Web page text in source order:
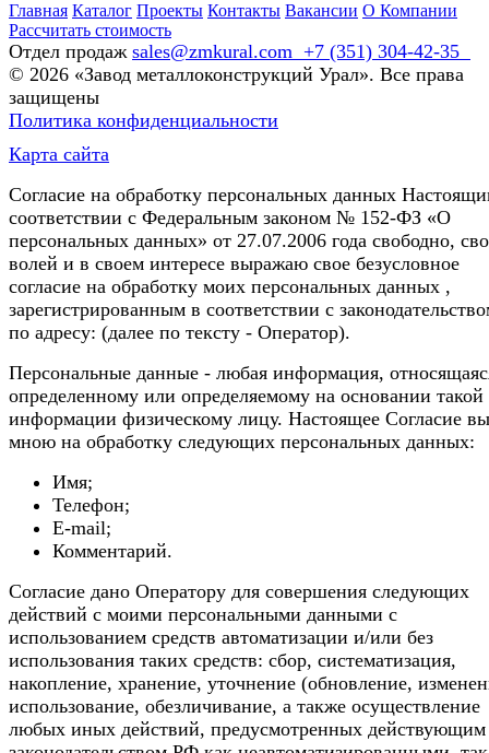
Главная Каталог Проекты Контакты Вакансии О Компании
Рассчитать стоимость
Отдел продаж sales@zmkural.com +7 (351) 304-42-35
© 2026 «Завод металлоконструкций Урал». Все права
защищены
Политика конфиденциальности
Карта сайта
Согласие на обработку персональных данных
соответствии с Федеральным законом № 152-ФЗ «О
персональных данных» от 27.07.2006 года свободно,
волей и в своем интересе выражаю свое безусловное
согласие на обработку моих персональных данных ,
зарегистрированным в соответствии с
по адресу: (далее по тексту - Оператор).
Персональные данные - любая информация,
определенному или определяемому на основании такой
информации физическому лицу. Настоящее Согласие
мною на обработку следующих персональных данных:
Имя;
Телефон;
E-mail;
Комментарий.
Согласие дано Оператору для совершения следующих
действий с моими персональными данными с
использованием средств автоматизации и/или без
использования таких средств: сбор, систематизация,
накопление, хранение, уточнение (обновление,
использование, обезличивание, а также осуществление
любых иных действий, предусмотренных действующим